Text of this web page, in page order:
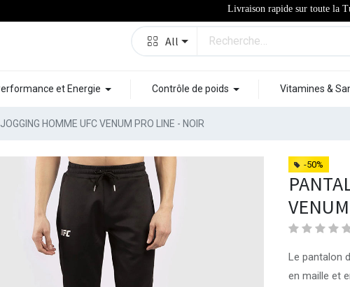
Livraison rapide sur toute la
All
et Energie Contrôle de poids Vitamines &
HOMME UFC VENUM PRO LINE - NOIR
-50%
Le pantalon
en maille et